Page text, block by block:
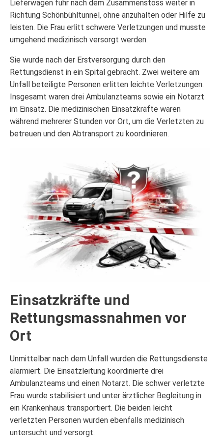
Lieferwagen fuhr nach dem Zusammenstoss weiter in
Richtung Schönbühltunnel, ohne anzuhalten oder Hilfe zu
leisten. Die Frau erlitt schwere Verletzungen und musste
umgehend medizinisch versorgt werden.
Sie wurde nach der Erstversorgung durch den
Rettungsdienst in ein Spital gebracht. Zwei weitere am
Unfall beteiligte Personen erlitten leichte Verletzungen.
Insgesamt waren drei Ambulanzteams sowie ein Notarzt
im Einsatz. Die medizinischen Einsatzkräfte waren
während mehrerer Stunden vor Ort, um die Verletzten zu
betreuen und den Abtransport zu koordinieren.
Einsatzkräfte und
Rettungsmassnahmen vor
Ort
Unmittelbar nach dem Unfall wurden die Rettungsdienste
alarmiert. Die Einsatzleitung koordinierte drei
Ambulanzteams und einen Notarzt. Die schwer verletzte
Frau wurde stabilisiert und unter ärztlicher Begleitung in
ein Krankenhaus transportiert. Die beiden leicht
verletzten Personen wurden ebenfalls medizinisch
untersucht und versorgt.